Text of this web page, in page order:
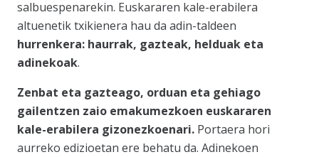
salbuespenarekin. Euskararen kale-erabilera
altuenetik txikienera hau da adin-taldeen
hurrenkera: haurrak, gazteak, helduak eta
adinekoak.
Zenbat eta gazteago, orduan eta gehiago
gailentzen zaio emakumezkoen euskararen
kale-erabilera gizonezkoenari. Portaera hori
aurreko edizioetan ere behatu da. Adinekoen